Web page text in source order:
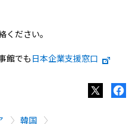
ださい。
館でも 日本企業支援窓口
韓国